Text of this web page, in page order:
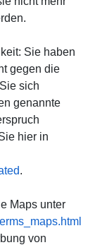
Sie haben
gegen die
sich
genannte
hier in
.
Maps unter
von